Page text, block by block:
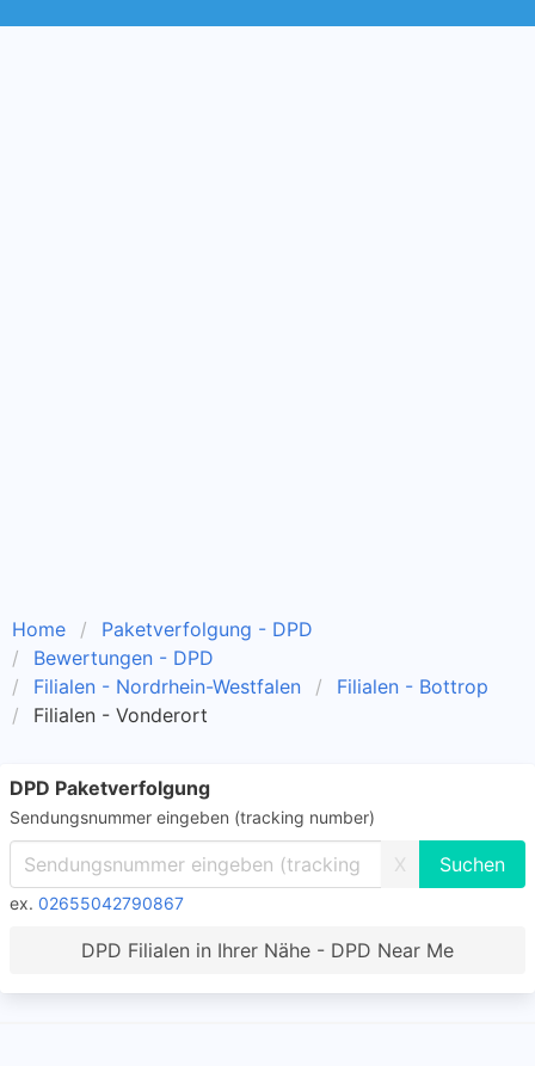
Home
Paketverfolgung - DPD
Bewertungen - DPD
Filialen - Nordrhein-Westfalen
Filialen - Bottrop
Filialen - Vonderort
DPD Paketverfolgung
Sendungsnummer eingeben (tracking number)
X
ex. 02655042790867
DPD Filialen in Ihrer Nähe - DPD Near Me